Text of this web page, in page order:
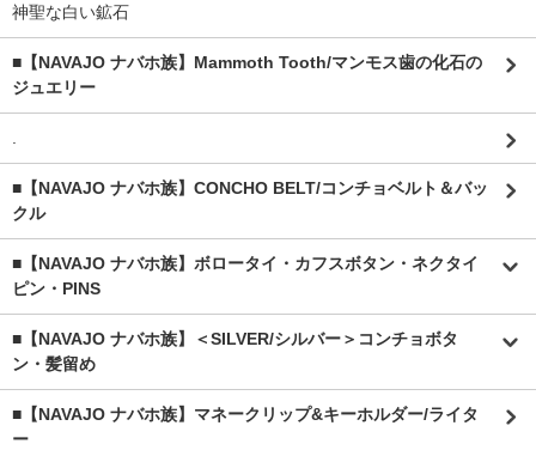
神聖な白い鉱石
■【NAVAJO ナバホ族】Mammoth Tooth/マンモス歯の化石の
ジュエリー
■【NAVAJO ナバホ族】CONCHO BELT/コンチョベルト＆バッ
クル
■【NAVAJO ナバホ族】ボロータイ・カフスボタン・ネクタイ
ピン・PINS
■【NAVAJO ナバホ族】＜SILVER/シルバー＞コンチョボタ
ン・髪留め
■【NAVAJO ナバホ族】マネークリップ&キーホルダー/ライタ
ー